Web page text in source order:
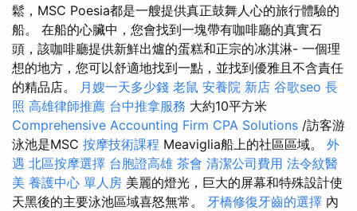
鬆，MSC Poesia都是一艘提供真正鼓舞人心的旅行體驗的
船。 在船的心臟中，您會找到一塊帶有咖啡廳的真實石
頭，該咖啡廳提供新鮮出爐的蛋糕和正宗的冰淇淋- 一個理
想的地方，您可以舒適地找到一點，並找到優雅且不含責任
的精品店。
月嫂一天多少錢 老鼠 安養院 新店 谷歌seo 長
照 高雄律師推薦 台中推拿服務 大約10平方米
Comprehensive Accounting Firm CPA Solutions /訪客游
泳池是MSC 按摩技術課程 Meaviglia船上的社區區域。 外
遇 北區按摩選擇 台胞證高雄 茶會 清潔公司費用 法令紋醫
美 養護中心 單人房 美麗的燈光，巨大的屏幕和特殊設計使
天黑後的主要泳池區域喜怒無常。 牙橋修復牙齒的選擇 內